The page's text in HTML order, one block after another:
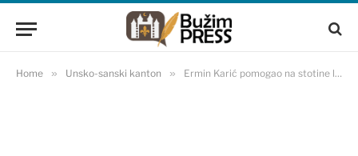
Home » Unsko-sanski kanton » Ermin Karić pomogao na stotine ljudi da se izliječe! (VIDEO)